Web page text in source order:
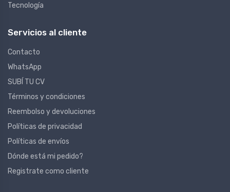
Tecnología
Servicios al cliente
Contacto
WhatsApp
SUBÍ TU CV
Términos y condiciones
Reembolso y devoluciones
Políticas de privacidad
Políticas de envíos
Dónde está mi pedido?
Registrate como cliente